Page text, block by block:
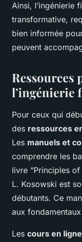
Ainsi, l’ingénierie
transformative,
bien informée
peuvent
l’ingénierie
Pour ceux qui
des ressources
Les manuels et
comprendre les
livre “Principles
L. Kosowski est
débutants. Ce
aux
Les cours en ligne